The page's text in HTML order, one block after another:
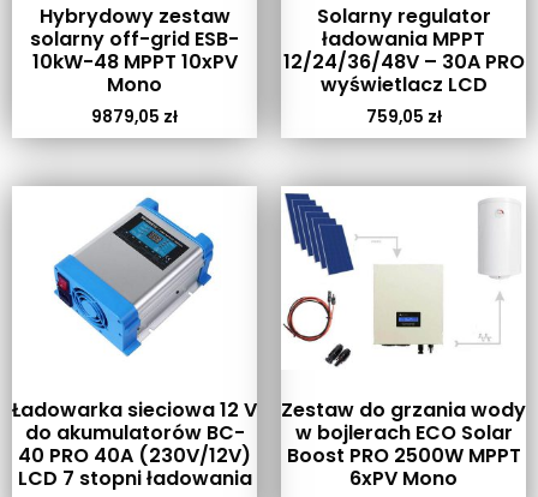
Hybrydowy zestaw
solarny off-grid ESB-
10kW-48 MPPT 10xPV
Mono
9879,05 zł
Solarny regulator
ładowania MPPT
12/24/36/48V – 30A PRO
wyświetlacz LCD
759,05 zł
Ładowarka sieciowa 12 V
do akumulatorów BC-
40 PRO 40A (230V/12V)
LCD 7 stopni ładowania
Zestaw do grzania wody
w bojlerach ECO Solar
Boost PRO 2500W MPPT
6xPV Mono